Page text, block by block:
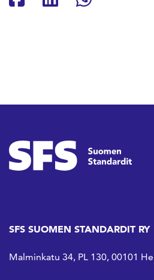
Jaa Facebookissa
Jaa Jaa
SFS SUOMEN STANDARDIT RY
Malminkatu 34, PL 130, 00101